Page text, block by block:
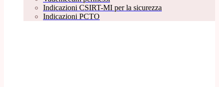
Indicazioni CSIRT-MI per la sicurezza
Indicazioni PCTO